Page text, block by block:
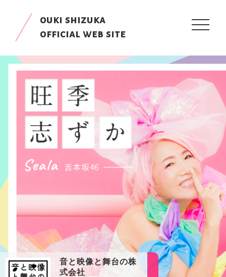
ouki shizuka
official web site
toggle
音と映像と舞台の株
式会社